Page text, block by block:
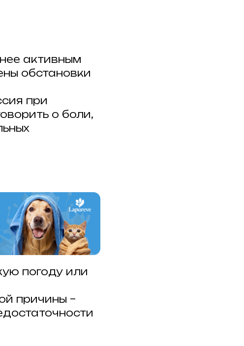
активным
обстановки
при
о боли,
погоду или
причины –